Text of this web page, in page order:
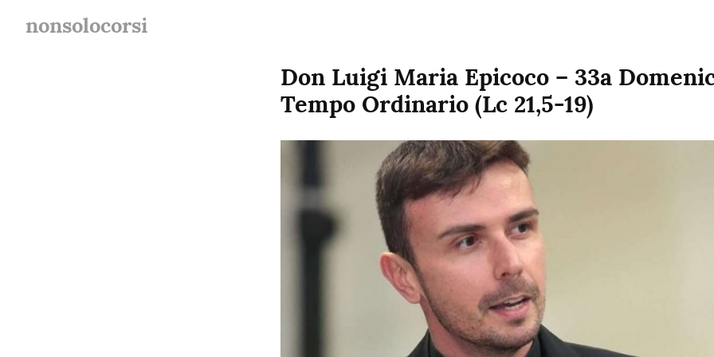
nonsolocorsi
Don Luigi Maria Epicoco – 33a
Tempo Ordinario (Lc 21,5-19)